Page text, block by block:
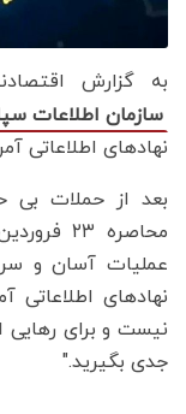
به گزارش
سازمان اطلاعات
نهادهای اطلاعاتی
محاصره
عملیات آسان و
نهادهای
نیست و برای رهایی
جدی بگیرید."